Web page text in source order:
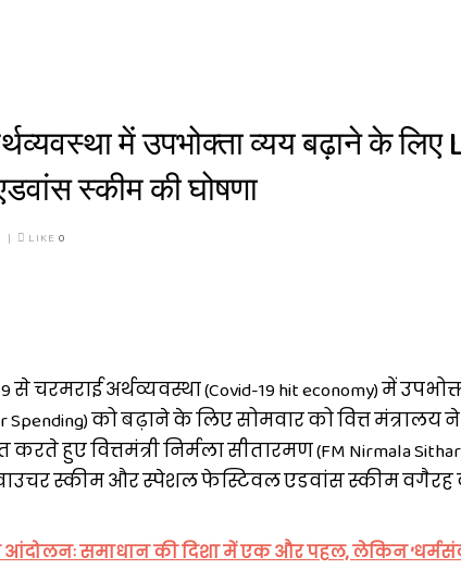
में उपभोक्ता व्यय बढ़ाने के
स्कीम की घोषणा
| LIKE 0
से चरमराई अर्थव्यवस्था (Covid-19 hit economy) में
Spending) को बढ़ाने के लिए सोमवार को वित्त
हुए वित्तमंत्री निर्मला सीतारमण (FM Nirmala
स्कीम और स्पेशल फेस्टिवल एडवांस स्कीम वगैरह
समाधान की दिशा में एक और पहल, लेकिन